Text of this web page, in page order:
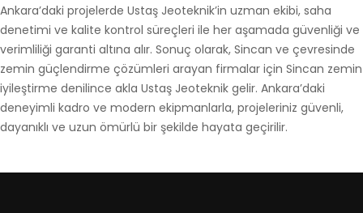
Ankara’daki projelerde Ustaş Jeoteknik’in uzman ekibi, saha
denetimi ve kalite kontrol süreçleri ile her aşamada güvenliği ve
verimliliği garanti altına alır. Sonuç olarak, Sincan ve çevresinde
zemin güçlendirme çözümleri arayan firmalar için Sincan zemin
iyileştirme denilince akla Ustaş Jeoteknik gelir. Ankara’daki
deneyimli kadro ve modern ekipmanlarla, projeleriniz güvenli,
dayanıklı ve uzun ömürlü bir şekilde hayata geçirilir.